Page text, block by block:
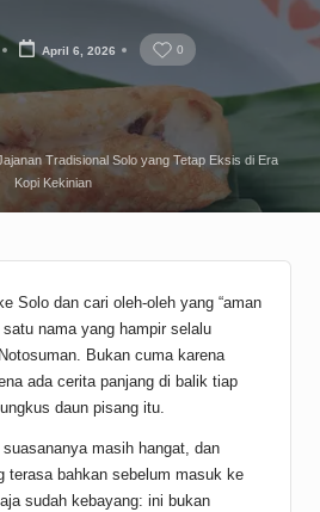
April 6, 2026 0
Tradisional Solo yang Tetap Eksis di Era
Kopi Kekinian
Solo dan cari oleh-oleh yang “aman
nama yang hampir selalu
Bukan cuma karena
ada cerita panjang di balik tiap
daun pisang itu.
masih hangat, dan
terasa bahkan sebelum masuk ke
sudah kebayang: ini bukan